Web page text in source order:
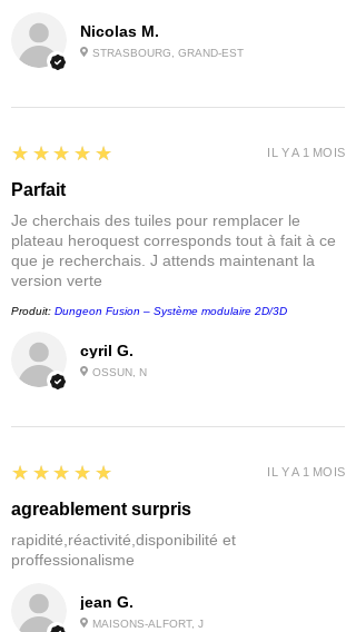
Nicolas M.
STRASBOURG, GRAND-EST
cyril G.
OSSUN, N
5
★★★★★
Parfait
Je cherchais des tuiles pour remplacer le
plateau heroquest corresponds tout à fait à ce
que je recherchais. J attends maintenant la
version verte
Produit: Dungeon Fusion – Système modulaire 2D/3D
IL Y A 1 MOIS
jean G.
MAISONS-ALFORT, J
5
★★★★★
agreablement surpris
rapidité,réactivité,disponibilité et
proffessionalisme
IL Y A 1 MOIS